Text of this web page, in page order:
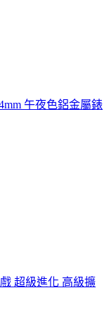
午夜色鋁金屬錶
超級進化 高級擴